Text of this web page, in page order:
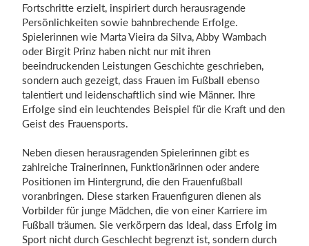
Fortschritte erzielt, inspiriert durch herausragende
Persönlichkeiten sowie bahnbrechende Erfolge.
Spielerinnen wie Marta Vieira da Silva, Abby Wambach
oder Birgit Prinz haben nicht nur mit ihren
beeindruckenden Leistungen Geschichte geschrieben,
sondern auch gezeigt, dass Frauen im Fußball ebenso
talentiert und leidenschaftlich sind wie Männer. Ihre
Erfolge sind ein leuchtendes Beispiel für die Kraft und den
Geist des Frauensports.
Neben diesen herausragenden Spielerinnen gibt es
zahlreiche Trainerinnen, Funktionärinnen oder andere
Positionen im Hintergrund, die den Frauenfußball
voranbringen. Diese starken Frauenfiguren dienen als
Vorbilder für junge Mädchen, die von einer Karriere im
Fußball träumen. Sie verkörpern das Ideal, dass Erfolg im
Sport nicht durch Geschlecht begrenzt ist, sondern durch